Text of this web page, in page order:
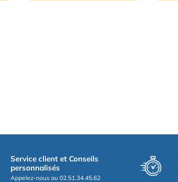
Service client et Conseils
personnalisés
Appelez-nous au 02.51.34.45.62